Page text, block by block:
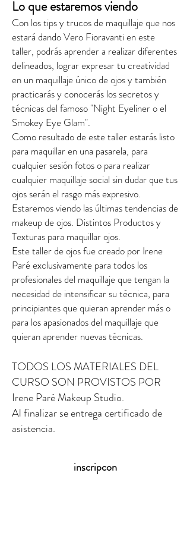
Lo que estaremos viendo
Con los tips y trucos de maquillaje que nos
estará dando Vero Fioravanti en este
taller, podrás aprender a realizar diferentes
delineados, lograr expresar tu creatividad
en un maquillaje único de ojos y también
practicarás y conocerás los secretos y
técnicas del famoso "Night Eyeliner o el
Smokey Eye Glam".​
Como resultado de este taller estarás listo
para maquillar en una pasarela, para
cualquier sesión fotos o para realizar
cualquier maquillaje social sin dudar que tus
ojos serán el rasgo más expresivo.
Estaremos viendo las últimas tendencias de
makeup de ojos. Distintos Productos y
Texturas para maquillar ojos. ​
Este taller de ojos fue creado por Irene
Paré exclusivamente para todos los
profesionales del maquillaje que tengan la
necesidad de intensificar su técnica, para
principiantes que quieran aprender más o
para los apasionados del maquillaje que
quieran aprender nuevas técnicas.
TODOS LOS MATERIALES DEL
CURSO SON PROVISTOS POR
Irene Paré Makeup Studio.
Al finalizar se entrega certificado de
asistencia.
inscripcon